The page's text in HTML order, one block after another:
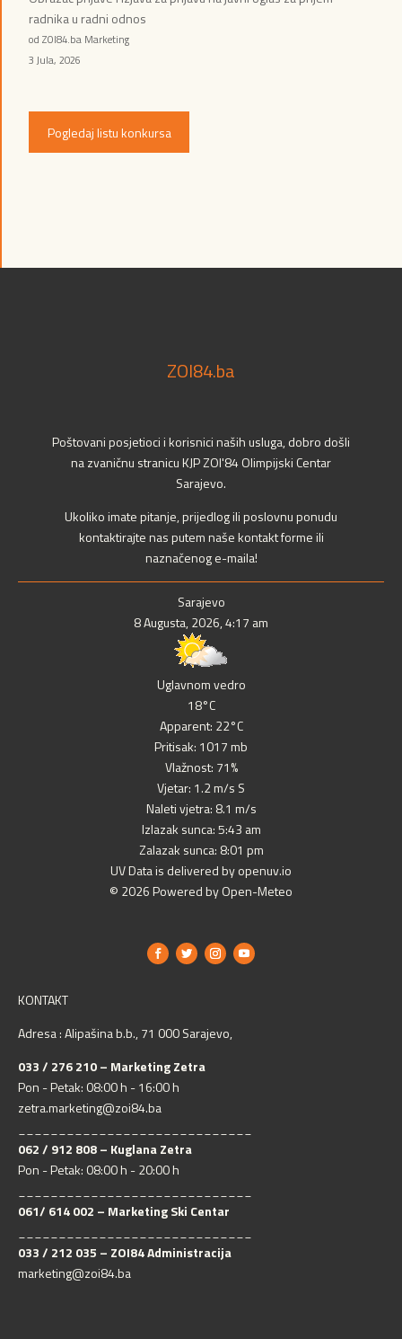
radnika u radni odnos
od ZOI84.ba Marketing
3 Jula, 2026
Pogledaj listu konkursa
ZOI84.ba
Poštovani posjetioci i korisnici naših usluga, dobro došli
na zvaničnu stranicu KJP ZOI'84 Olimpijski Centar
Sarajevo.
Ukoliko imate pitanje, prijedlog ili poslovnu ponudu
kontaktirajte nas putem naše kontakt forme ili
naznačenog e-maila!
Sarajevo
8 Augusta, 2026, 4:17 am
Uglavnom vedro
18°C
Apparent: 22°C
Pritisak: 1017 mb
Vlažnost: 71%
Vjetar: 1.2 m/s S
Naleti vjetra: 8.1 m/s
Izlazak sunca: 5:43 am
Zalazak sunca: 8:01 pm
UV Data is delivered by openuv.io
© 2026 Powered by Open-Meteo
KONTAKT
Adresa : Alipašina b.b., 71 000 Sarajevo,
033 / 276 210 – Marketing Zetra
Pon - Petak: 08:00 h - 16:00 h
zetra.marketing@zoi84.ba
062 / 912 808 – Kuglana Zetra
Pon - Petak: 08:00 h - 20:00 h
061/ 614 002 – Marketing Ski Centar
033 / 212 035 – ZOI84 Administracija
marketing@zoi84.ba